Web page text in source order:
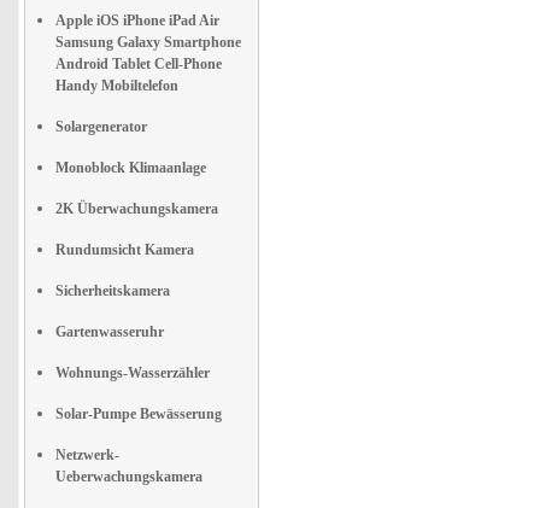
Apple iOS iPhone iPad Air
Samsung Galaxy Smartphone
Android Tablet Cell-Phone
Handy Mobiltelefon
Solargenerator
Monoblock Klimaanlage
2K Überwachungskamera
Rundumsicht Kamera
Sicherheitskamera
Gartenwasseruhr
Wohnungs-Wasserzähler
Solar-Pumpe Bewässerung
Netzwerk-
Ueberwachungskamera